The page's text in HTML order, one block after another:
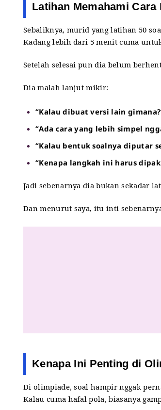
Latihan Memahami
Sebaliknya, murid yang latihan 50
Kadang lebih dari 5 menit cuma
Setelah selesai pun dia belum
Dia malah lanjut mikir:
“Kalau dibuat versi lain
“Ada cara yang lebih simpel
“Kalau bentuk soalnya diputar
“Kenapa langkah ini harus
Jadi sebenarnya dia bukan sekadar
Dan menurut saya, itu inti
Kenapa Ini Penting di
Di olimpiade, soal hampir nggak
Kalau cuma hafal pola, biasanya